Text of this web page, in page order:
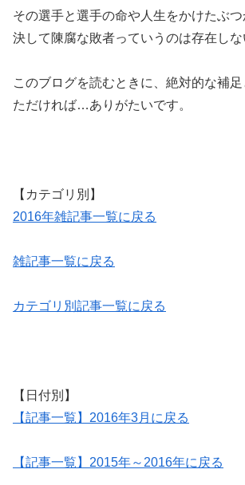
その選手と選手の命や人生をかけたぶ
決して陳腐な敗者っていうのは存在しな
このブログを読むときに、絶対的な補
ただければ…ありがたいです。
【カテゴリ別】
2016年雑記事一覧に戻る
雑記事一覧に戻る
カテゴリ別記事一覧に戻る
【日付別】
【記事一覧】2016年3月に戻る
【記事一覧】2015年～2016年に戻る